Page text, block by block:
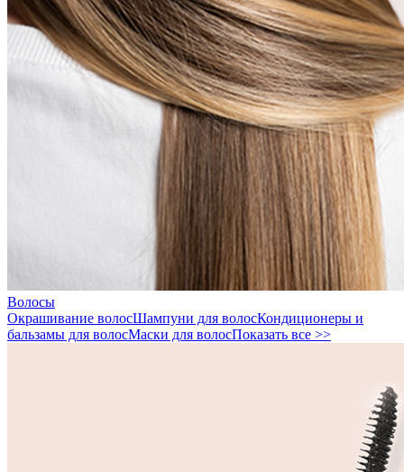
Волосы
Окрашивание волосШампуни для волосКондиционеры и
бальзамы для волосМаски для волосПоказать все >>